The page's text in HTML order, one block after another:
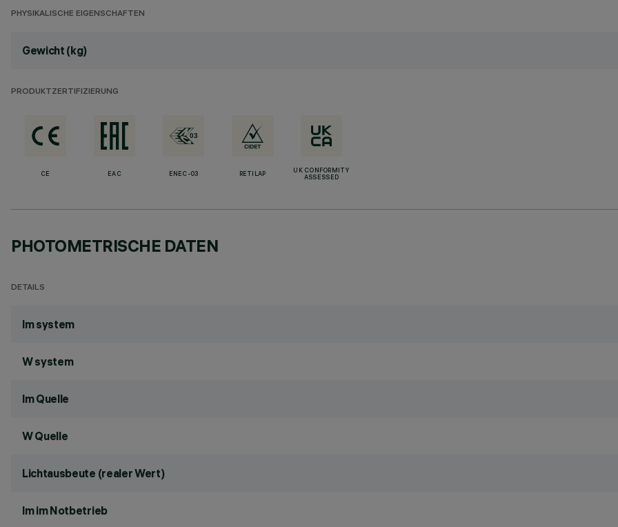
PHYSIKALISCHE EIGENSCHAFTEN
Gewicht (kg)
PRODUKTZERTIFIZIERUNG
CE EAC ENEC-03 RETILAP
UK CONFORMITY
ASSESSED
PHOTOMETRISCHE DATEN
DETAILS
lm system
W system
lm Quelle
W Quelle
Lichtausbeute (realer Wert)
lm im Notbetrieb